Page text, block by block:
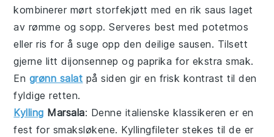
kombinerer mørtstorfekjøtt med en rik saus laget
av rømme ogsopp. Serveres best medpotetmos
ellerris for å suge opp den deilige sausen. Tilsett
gjerne littdijonsennep og paprika for ekstra smak.
En grønn salat på siden gir en frisk kontrast til den
fyldige retten.
Kylling Marsala: Denne italienske klassikeren er en
fest for smaksløkene. Kyllingfileter stekes til de er